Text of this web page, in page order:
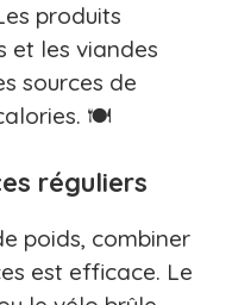
produits
et les viandes
sources de
🍽️
réguliers
poids, combiner
est efficace. Le